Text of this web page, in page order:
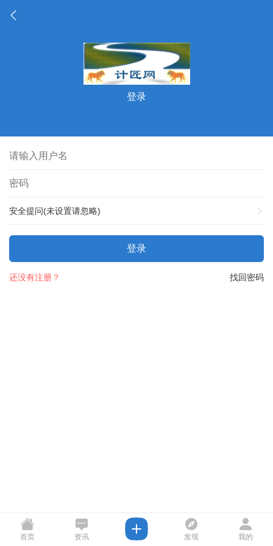
登录
安全提问(未设置请忽略)
登录
找回密码
还没有注册？
首页 资讯 发现 我的